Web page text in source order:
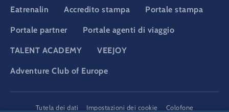
Eatrenalin Accredito stampa Portale stampa
Portale partner Portale agenti di viaggio
TALENT ACADEMY VEEJOY
Adventure Club of Europe
DSGVO
Tutela dei dati Impostazioni dei cookie
Colofone